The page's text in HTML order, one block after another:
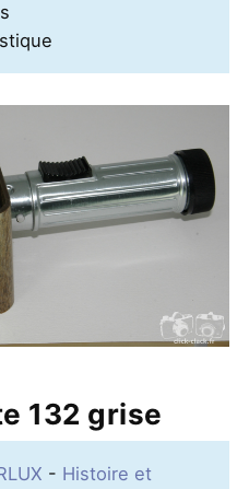
132 grise
- Histoire et